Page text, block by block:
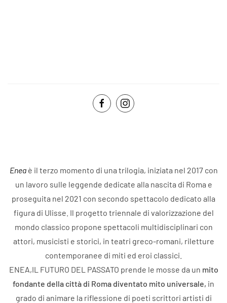
Enea è il terzo momento di una trilogia, iniziata nel 2017 con
un lavoro sulle leggende dedicate alla nascita di Roma e
proseguita nel 2021 con secondo spettacolo dedicato alla
figura di Ulisse. Il progetto triennale di valorizzazione del
mondo classico propone spettacoli multidisciplinari con
attori, musicisti e storici, in teatri greco-romani, riletture
contemporanee di miti ed eroi classici.
ENEA,IL FUTURO DEL PASSATO prende le mosse da un mito
fondante della città di Roma diventato mito universale, in
grado di animare la riflessione di poeti scrittori artisti di